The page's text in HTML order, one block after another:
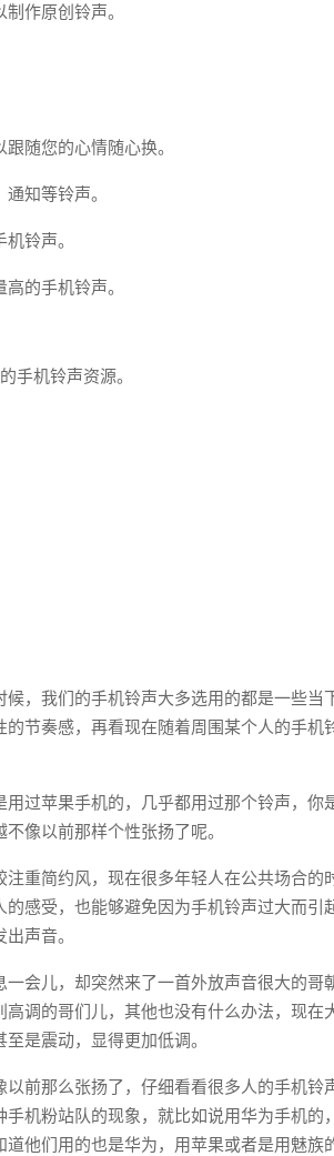
作原创铃声。
随您的心情随心换。
知等铃声。
铃声。
的手机铃声。
手机铃声资源。
，我们的手机铃声大多选用的都是一些当
节奏感，再看现在随着周围某个人的手机
过苹果手机的，几乎都用过那个铃声，你
像以前那样个性张扬了呢。
重简约风，现在很多年轻人在公共场合的
感受，也能够避免因为手机铃声过大而引
声音。
会儿，却突然来了一首外放声音很大的哥
调的哥们儿，其他也没有什么办法，现在
是震动，显得更加低调。
前那么张扬了，仔细看看很多人的手机铃
机粉站队的现象，就比如说用华为手机的
他们用的也是华为，用苹果或者是用魅族